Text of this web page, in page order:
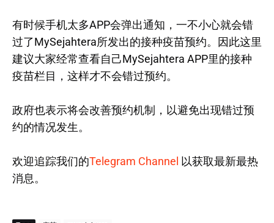
有时候手机太多APP会弹出通知，一不小心就会错
过了MySejahtera所发出的接种疫苗预约。因此这里
建议大家经常查看自己MySejahtera APP里的接种
疫苗栏目，这样才不会错过预约。
政府也表示将会改善预约机制，以避免出现错过预
约的情况发生。
欢迎追踪我们的Telegram Channel 以获取最新最热
消息。